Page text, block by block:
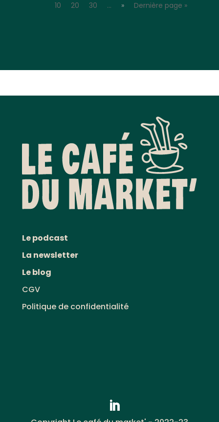
10
20 30 … » Dernière page »
Le podcast
La newsletter
Le blog
CGV
Politique de confidentialité